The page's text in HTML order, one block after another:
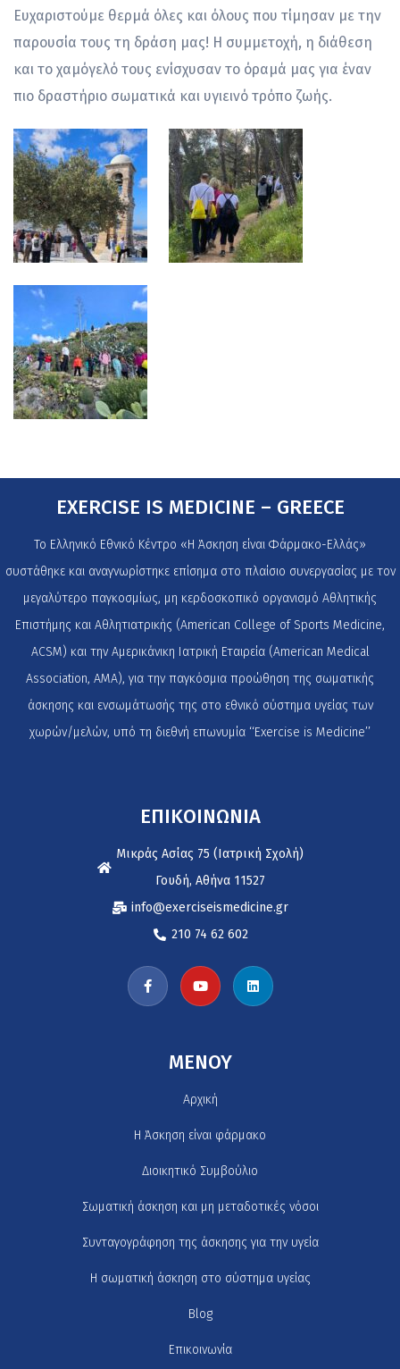
Ευχαριστούμε θερμά όλες και όλους που τίμησαν με την
παρουσία τους τη δράση μας! Η συμμετοχή, η διάθεση
και το χαμόγελό τους ενίσχυσαν το όραμά μας για έναν
πιο δραστήριο σωματικά και υγιεινό τρόπο ζωής.
EXERCISE IS MEDICINE – GREECE
Το Ελληνικό Εθνικό Κέντρο «Η Άσκηση είναι Φάρμακο-Ελλάς»
συστάθηκε και αναγνωρίστηκε επίσημα στο πλαίσιο συνεργασίας με τον
μεγαλύτερο παγκοσμίως, μη κερδοσκοπικό οργανισμό Αθλητικής
Επιστήμης και Αθλητιατρικής (American College of Sports Medicine,
ACSM) και την Αμερικάνικη Ιατρική Εταιρεία (American Medical
Association, AMA), για την παγκόσμια προώθηση της σωματικής
άσκησης και ενσωμάτωσής της στο εθνικό σύστημα υγείας των
χωρών/μελών, υπό τη διεθνή επωνυμία ‘‘Exercise is Medicine’’
ΕΠΙΚΟΙΝΩΝΙΑ
Μικράς Ασίας 75 (Ιατρική Σχολή)
Γουδή, Αθήνα 11527
info@exerciseismedicine.gr
210 74 62 602
MENOY
Αρχική
H Άσκηση είναι φάρμακο
Διοικητικό Συμβούλιο
Σωματική άσκηση και μη μεταδοτικές νόσοι
Συνταγογράφηση της άσκησης για την υγεία
Η σωματική άσκηση στο σύστημα υγείας
Blog
Επικοινωνία